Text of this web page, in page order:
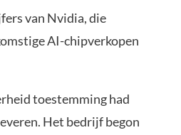
van Nvidia, die
AI-chipverkopen
toestemming had
Het bedrijf begon